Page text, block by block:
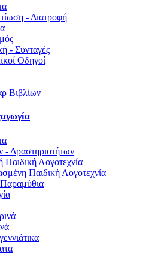
- Διατροφή
- Συνταγές
Οδηγοί
Βιβλίων
Δραστηριοτήτων
Παιδική Λογοτεχνία
Παιδική Λογοτεχνία